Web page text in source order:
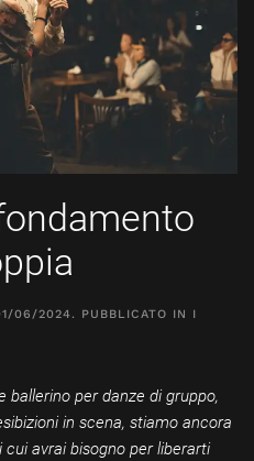
06/2024. PUBBLICATO IN I
ballerino per danze di gruppo,
in scena, stiamo ancora
avrai bisogno per liberarti